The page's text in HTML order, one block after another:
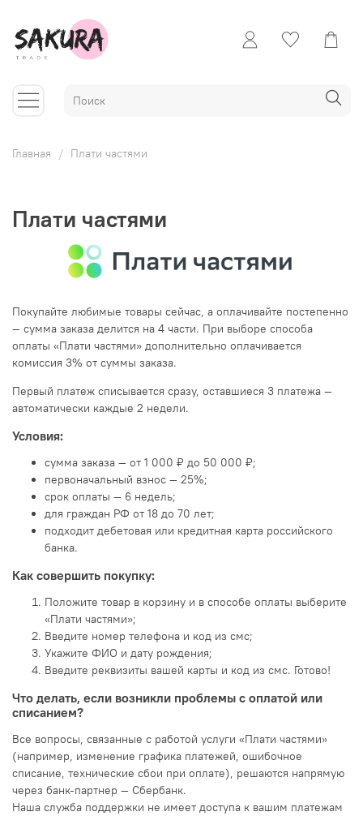
Главная Плати частями
Плати частями
Покупайте любимые товары сейчас, а оплачивайте постепенно
— сумма заказа делится на 4 части. При выборе способа
оплаты «Плати частями» дополнительно оплачивается
комиссия 3% от суммы заказа.
Первый платеж списывается сразу, оставшиеся 3 платежа —
автоматически каждые 2 недели.
Условия:
сумма заказа — от 1 000 ₽ до 50 000 ₽;
первоначальный взнос — 25%;
срок оплаты — 6 недель;
для граждан РФ от 18 до 70 лет;
подходит дебетовая или кредитная карта российского
банка.
Как совершить покупку:
Положите товар в корзину и в способе оплаты выберите
«Плати частями»;
Введите номер телефона и код из смс;
Укажите ФИО и дату рождения;
Введите реквизиты вашей карты и код из смс. Готово!
Что делать, если возникли проблемы с оплатой или
списанием?
Все вопросы, связанные с работой услуги «Плати частями»
(например, изменение графика платежей, ошибочное
списание, технические сбои при оплате), решаются напрямую
через банк-партнер — Сбербанк.
Наша служба поддержки не имеет доступа к вашим платежам